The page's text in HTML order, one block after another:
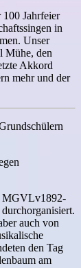
Jahrfeier
in
Unser
Mühe, den
Akkord
mehr und der
MGVLv1892-
auch von
den Tag
am